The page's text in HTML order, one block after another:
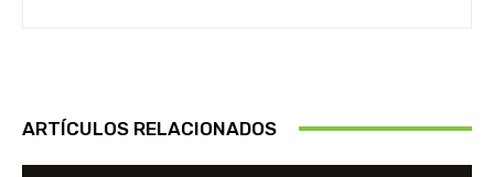
ARTÍCULOS RELACIONADOS